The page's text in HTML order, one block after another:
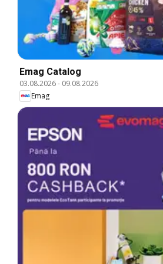
Emag Catalog
03.08.2026- 09.08.2026
Emag